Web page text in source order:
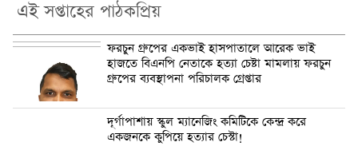
এই সপ্তাহের পাঠকপ্রিয়
ফরচুন গ্রুপের একভাই হাসপাতালে আরেক ভাই
হাজতে বিএনপি নেতাকে হত্যা চেষ্টা মামলায় ফরচুন
গ্রুপের ব্যবস্থাপনা পরিচালক গ্রেপ্তার
দূর্গাপাশায় স্কুল ম্যানেজিং কমিটিকে কেন্দ্র করে
একজনকে কুপিয়ে হত্যার চেস্টা!